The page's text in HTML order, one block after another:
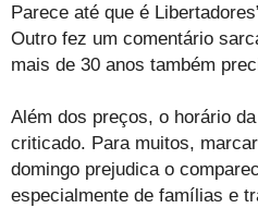
Parece até que é
Outro fez um comentário
mais de 30 anos também
Além dos preços, o horário
criticado. Para muitos,
domingo prejudica o
especialmente de famílias e